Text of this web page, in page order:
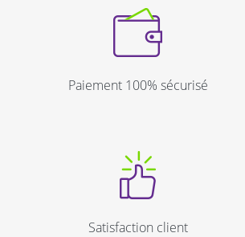
Paiement 100% sécurisé
Satisfaction client